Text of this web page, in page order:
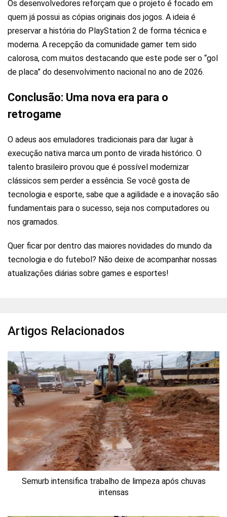
Os desenvolvedores reforçam que o projeto é focado em
quem já possui as cópias originais dos jogos. A ideia é
preservar a história do PlayStation 2 de forma técnica e
moderna. A recepção da comunidade gamer tem sido
calorosa, com muitos destacando que este pode ser o “gol
de placa” do desenvolvimento nacional no ano de 2026.
Conclusão: Uma nova era para o
retrogame
O adeus aos emuladores tradicionais para dar lugar à
execução nativa marca um ponto de virada histórico. O
talento brasileiro provou que é possível modernizar
clássicos sem perder a essência. Se você gosta de
tecnologia e esporte, sabe que a agilidade e a inovação são
fundamentais para o sucesso, seja nos computadores ou
nos gramados.
Quer ficar por dentro das maiores novidades do mundo da
tecnologia e do futebol? Não deixe de acompanhar nossas
atualizações diárias sobre games e esportes!
Artigos Relacionados
Semurb intensifica trabalho de limpeza após chuvas
intensas